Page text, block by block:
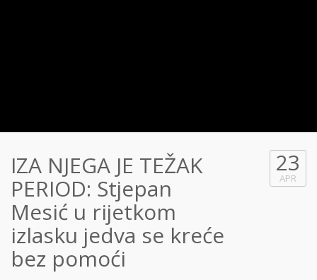
IZA NJEGA JE TEŽAK
PERIOD: Stjepan
Mesić u rijetkom
izlasku jedva se kreće
bez pomoći
23
APR